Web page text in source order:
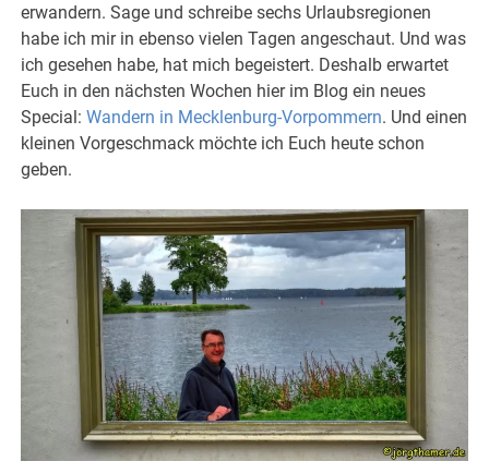
erwandern. Sage und schreibe sechs Urlaubsregionen
habe ich mir in ebenso vielen Tagen angeschaut. Und was
ich gesehen habe, hat mich begeistert. Deshalb erwartet
Euch in den nächsten Wochen hier im Blog ein neues
Special:Wandern in Mecklenburg-Vorpommern. Und einen
kleinen Vorgeschmack möchte ich Euch heute schon
geben.